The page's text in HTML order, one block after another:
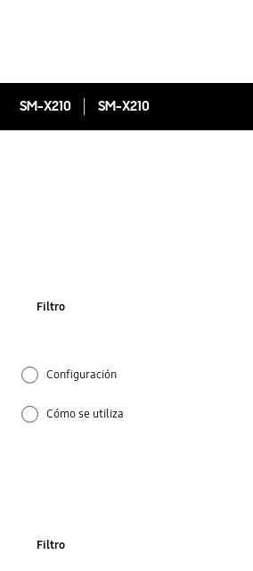
SM-X210 SM-X210
Filtro
Configuración
Cómo se utiliza
Filtro